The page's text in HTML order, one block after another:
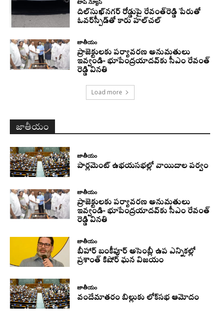
టాప్ న్యూస్
దిల్‌సుఖ్‌నగర్‌ రోడ్డుపై రేవంత్‌రెడ్డి పేరుతో
ఓవర్‌స్పీడ్‌తో కారు హల్‌చల్‌
జాతీయం
ప్రాజెక్టులకు పర్యావరణ అనుమతులు
ఇవ్వండి- భూపేంద్రయాదవ్‌కు సీఎం రేవంత్‌
రెడ్డి వినతి
Load more
జాతీయం
జాతీయం
పార్లమెంట్ ఉభయసభల్లో వాయిదాల పర్వం
జాతీయం
ప్రాజెక్టులకు పర్యావరణ అనుమతులు
ఇవ్వండి- భూపేంద్రయాదవ్‌కు సీఎం రేవంత్‌
రెడ్డి వినతి
జాతీయం
బీహార్ బంకీపూర్ అసెంబ్లీ ఉప ఎన్నికల్లో
ప్రశాంత్ కిషోర్ ఘన విజయం
జాతీయం
వందేమాతరం బిల్లుకు లోక్‌సభ ఆమోదం